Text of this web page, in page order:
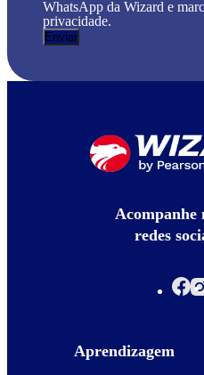
WhatsApp da Wizard e
privacidade.
Acompanhe
redes
Aprendizagem